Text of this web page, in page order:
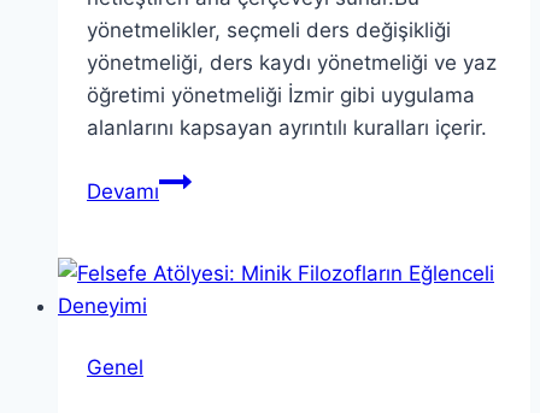
yönetmelikler, seçmeli ders değişikliği
yönetmeliği, ders kaydı yönetmeliği ve yaz
öğretimi yönetmeliği İzmir gibi uygulama
alanlarını kapsayan ayrıntılı kuralları içerir.
Devamıİzmir
Yüksekokulu
Genel